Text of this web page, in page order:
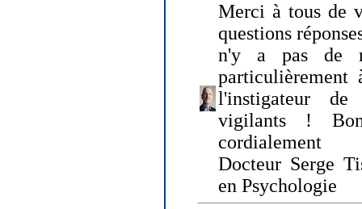
Merci à tous de
questions
n'y a pas de
l'instigateur de
vigilants !
cordialement
Docteur Serge
en Psychologie